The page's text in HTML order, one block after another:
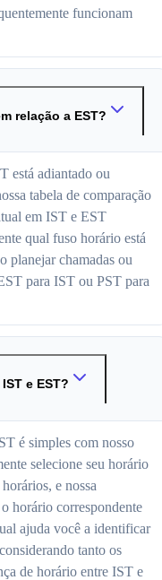
funcionam
relação a EST?
está adiantado ou
tabela de comparação
em IST e EST
qual fuso horário está
planejar chamadas ou
para IST ou PST para
e EST?
é simples com nosso
selecione seu horário
e nossa
horário correspondente
ajuda você a identificar
tanto os
de horário entre IST e